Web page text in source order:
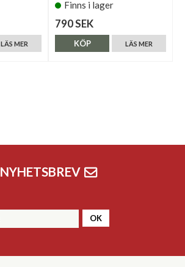
LÄS MER
Finns i lager
790 SEK
LÄS MER
KÖP
NYHETSBREV
OK